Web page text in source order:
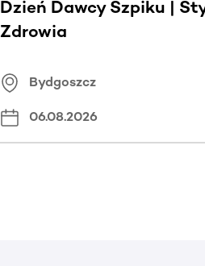
Dzień Dawcy Szpiku |
Zdrowia
Bydgoszcz
06.08.2026